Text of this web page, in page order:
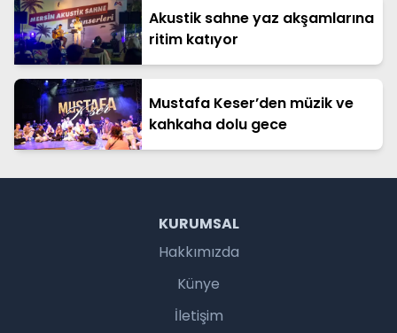
Akustik sahne yaz akşamlarına
ritim katıyor
Mustafa Keser’den müzik ve
kahkaha dolu gece
KURUMSAL
Hakkımızda
Künye
İletişim